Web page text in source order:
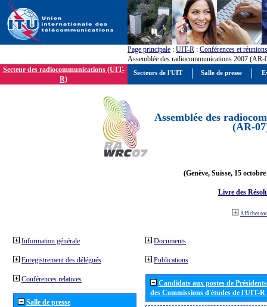
Page principale : UIT-R : Conférences et réunions
Assemblée des radiocommunications 2007 (AR-
Secteur des radiocommunications (UIT-
R)
Assemblée des
(AR-
(Genève, Suisse, 15
Livre des
Afficher
Information générale
Enregistrement des délégués
Conférences relatives
Salle de presse
Documents
Publications
Candidats aux postes de
des Commissions d'études de l'UIT-
Secteurs de l'UIT Salle de presse